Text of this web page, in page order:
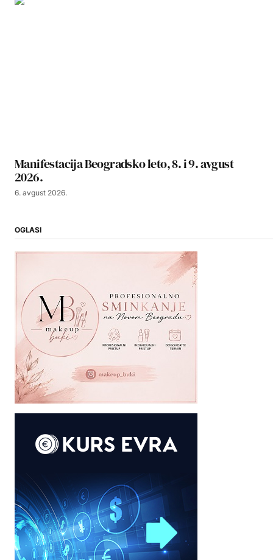
Manifestacija Beogradsko leto, 8. i 9. avgust
2026.
6. avgust 2026.
OGLASI